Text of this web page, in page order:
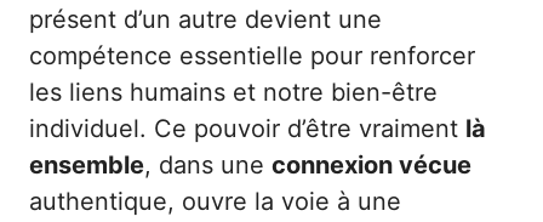
présent d’un autre devient une
compétence essentielle pour renforcer
les liens humains et notre bien-être
individuel. Ce pouvoir d’être vraiment là
ensemble, dans une connexion vécue
authentique, ouvre la voie à une